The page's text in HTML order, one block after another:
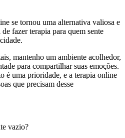
se tornou uma alternativa valiosa e
fazer terapia para quem sente
mantenho um ambiente acolhedor,
para compartilhar suas emoções.
é uma prioridade, e a terapia online
que precisam desse
vazio?